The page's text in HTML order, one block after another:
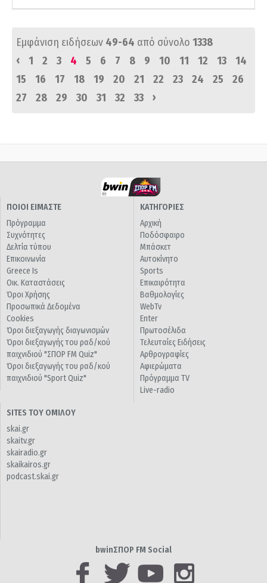
Εμφάνιση ειδήσεων 49-64 από σύνολο 1338
‹
1 2 3 4 5 6 7 8 9 10 11 12 13
14
15
16 17 18 19 20 21 22 23 24 25
26
27
28 29 30 31 32 33 ›
ΠΟΙΟΙ ΕΙΜΑΣΤΕ
Πρόγραμμα
Συχνότητες
Δελτία τύπου
Επικοινωνία
Greece Is
Οικ. Καταστάσεις
Όροι Χρήσης
Προσωπικά Δεδομένα
Cookies
Όροι διεξαγωγής διαγωνισμών
Όροι διεξαγωγής του ραδ/κού
παιχνιδιού "ΣΠΟΡ FM Quiz"
Όροι διεξαγωγής του ραδ/κού
παιχνιδιού "Sport Quiz"
ΚΑΤΗΓΟΡΙΕΣ
Αρχική
Ποδόσφαιρο
Μπάσκετ
Αυτοκίνητο
Sports
Επικαιρότητα
Βαθμολογίες
WebTv
Enter
Πρωτοσέλιδα
Τελευταίες Ειδήσεις
Αρθρογραφίες
Αφιερώματα
Πρόγραμμα TV
Live-radio
SITES ΤΟΥ ΟΜΙΛΟΥ
skai.gr
skaitv.gr
skairadio.gr
skaikairos.gr
podcast.skai.gr
bwinΣΠΟΡ FM Social